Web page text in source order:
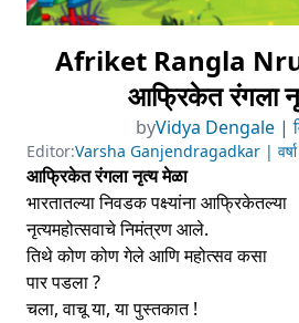
Afriket Rangla
आफ्रिकेत रंगला
byVidya Dengale |
Editor:Varsha Ganjendragadkar |
आफ्रिकेत रंगला नृत्य मेळा
भारतातल्या निवडक पक्ष्यांना आफ्रिकेतल्या
नृत्यमहोत्सवाचे निमंत्रण आले.
तिथे कोण कोण गेले आणि महोत्सव कसा
पार पडला ?
चला, वाचू या, या पुस्तकात !